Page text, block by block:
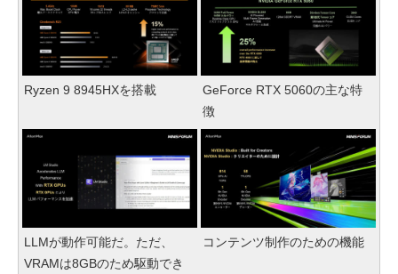
Ryzen 9 8945HXを搭載
GeForce RTX 5060の主な特
徴
LLMが動作可能だ。ただ、
VRAMは8GBのため駆動でき
コンテンツ制作のための機能